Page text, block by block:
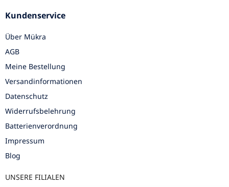
Kundenservice
Über Mükra
AGB
Meine Bestellung
Versandinformationen
Datenschutz
Widerrufsbelehrung
Batterienverordnung
Impressum
Blog
UNSERE FILIALEN